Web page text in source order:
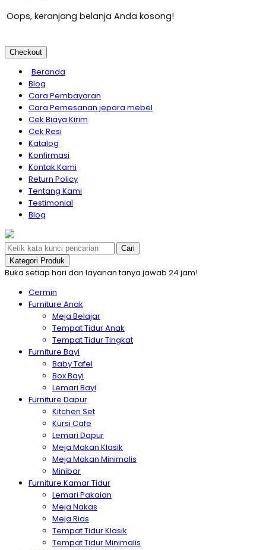
Oops, keranjang belanja Anda kosong!
Checkout
Beranda
Blog
Cara Pembayaran
Cara Pemesanan jepara mebel
Cek Biaya Kirim
Cek Resi
Katalog
Konfirmasi
Kontak Kami
Return Policy
Tentang Kami
Testimonial
Blog
Cari
Kategori Produk
Buka setiap hari dan layanan tanya jawab 24 jam!
Cermin
Furniture Anak
Meja Belajar
Tempat Tidur Anak
Tempat Tidur Tingkat
Furniture Bayi
Baby Tafel
Box Bayi
Lemari Bayi
Furniture Dapur
Kitchen Set
Kursi Cafe
Lemari Dapur
Meja Makan Klasik
Meja Makan Minimalis
Minibar
Furniture Kamar Tidur
Lemari Pakaian
Meja Nakas
Meja Rias
Tempat Tidur Klasik
Tempat Tidur Minimalis